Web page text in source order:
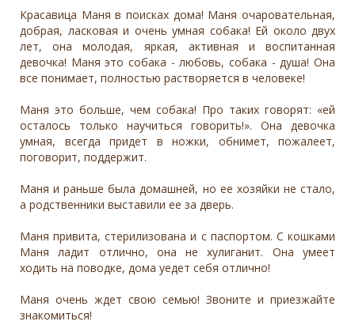
Красавица Маня в поисках дома! Маня очаровательная,
добрая, ласковая и очень умная собака! Ей около двух
лет, она молодая, яркая, активная и воспитанная
девочка! Маня это собака - любовь, собака - душа! Она
все понимает, полностью растворяется в человеке!
Маня это больше, чем собака! Про таких говорят: «ей
осталось только научиться говорить!». Она девочка
умная, всегда придет в ножки, обнимет, пожалеет,
поговорит, поддержит.
Маня и раньше была домашней, но ее хозяйки не стало,
а родственники выставили ее за дверь.
Маня привита, стерилизована и с паспортом. С кошками
Маня ладит отлично, она не хулиганит. Она умеет
ходить на поводке, дома уедет себя отлично!
Маня очень ждет свою семью! Звоните и приезжайте
знакомиться!